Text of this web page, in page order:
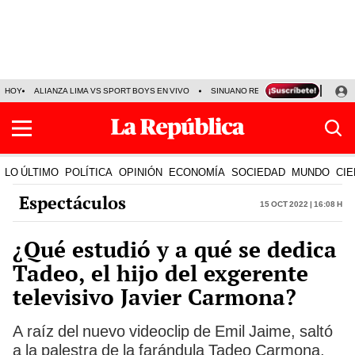
HOY ALIANZA LIMA VS SPORT BOYS EN VIVO SINUANO RESULTADOS HOY
LO ÚLTIMO POLÍTICA OPINIÓN ECONOMÍA SOCIEDAD MUNDO
Espectáculos 15 Oct 2022 | 16:08 h
¿Qué estudió y a qué se dedica
Tadeo, el hijo del exgerente
televisivo Javier Carmona?
A raíz del nuevo videoclip de Emil Jaime, saltó
a la palestra de la farándula Tadeo Carmona,